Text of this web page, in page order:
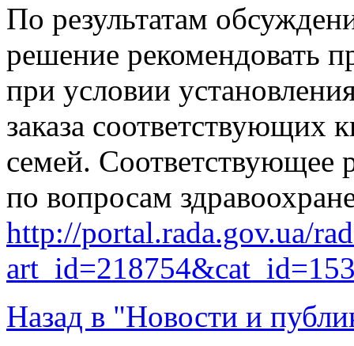
По результатам
решение рекомендовать
при условии
заказа соответствующих
семей. Соответствующее
по вопросам
http://portal.rada.gov.ua/
Назад в "Новости и